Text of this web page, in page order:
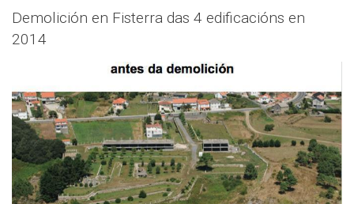
Demolición en Fisterra das 4 edificacións en
2014